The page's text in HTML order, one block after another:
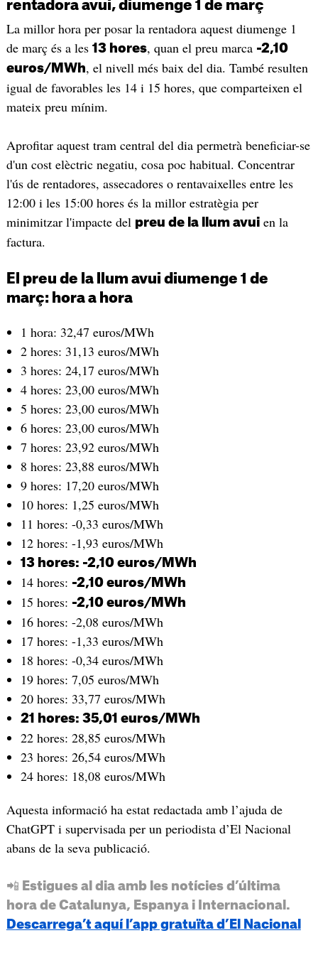
rentadora avui, diumenge 1 de març
La millor hora per posar la rentadora aquest diumenge 1
de març és a les 13 hores, quan el preu marca -2,10
euros/MWh, el nivell més baix del dia. També resulten
igual de favorables les 14 i 15 hores, que comparteixen el
mateix preu mínim.
Aprofitar aquest tram central del dia permetrà beneficiar-se
d'un cost elèctric negatiu, cosa poc habitual. Concentrar
l'ús de rentadores, assecadores o rentavaixelles entre les
12:00 i les 15:00 hores és la millor estratègia per
minimitzar l'impacte del preu de la llum avuien la
factura.
El preu de la llum avui diumenge 1 de
març: hora a hora
1 hora: 32,47 euros/MWh
2 hores: 31,13 euros/MWh
3 hores: 24,17 euros/MWh
4 hores: 23,00 euros/MWh
5 hores: 23,00 euros/MWh
6 hores: 23,00 euros/MWh
7 hores: 23,92 euros/MWh
8 hores: 23,88 euros/MWh
9 hores: 17,20 euros/MWh
10 hores: 1,25 euros/MWh
11 hores: -0,33 euros/MWh
12 hores: -1,93 euros/MWh
13 hores: -2,10 euros/MWh
14 hores: -2,10 euros/MWh
15 hores: -2,10 euros/MWh
16 hores: -2,08 euros/MWh
17 hores: -1,33 euros/MWh
18 hores: -0,34 euros/MWh
19 hores: 7,05 euros/MWh
20 hores: 33,77 euros/MWh
21 hores: 35,01 euros/MWh
22 hores: 28,85 euros/MWh
23 hores: 26,54 euros/MWh
24 hores: 18,08 euros/MWh
Aquesta informació ha estat redactada amb l’ajuda de
ChatGPT i supervisada per un periodista d’El Nacional
abans de la seva publicació.
📲 Estigues al dia amb les notícies d’última
hora de Catalunya, Espanya i Internacional.
Descarrega’t aquí l’app gratuïta d’El Nacional